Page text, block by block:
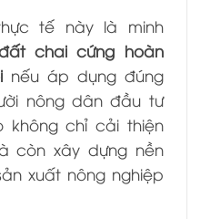
tế này là minh
chai cứng hoàn
nếu áp dụng đúng
nông dân đầu tư
không chỉ cải thiện
còn xây dựng nền
xuất nông nghiệp